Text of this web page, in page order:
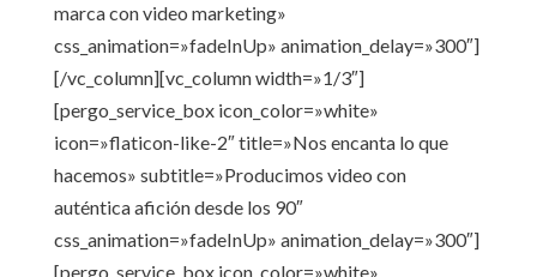
marca con video marketing»
css_animation=»fadeInUp» animation_delay=»300″]
[/vc_column][vc_column width=»1/3″]
[pergo_service_box icon_color=»white»
icon=»flaticon-like-2″ title=»Nos encanta lo que
hacemos» subtitle=»Producimos video con
auténtica afición desde los 90″
css_animation=»fadeInUp» animation_delay=»300″]
[pergo_service_box icon_color=»white»